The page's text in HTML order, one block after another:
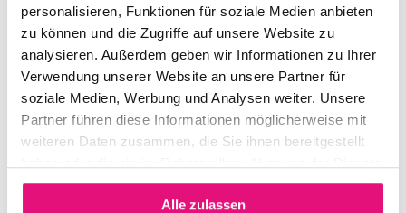
personalisieren, Funktionen für soziale Medien anbieten
zu können und die Zugriffe auf unsere Website zu
analysieren. Außerdem geben wir Informationen zu Ihrer
Verwendung unserer Website an unsere Partner für
soziale Medien, Werbung und Analysen weiter. Unsere
Partner führen diese Informationen möglicherweise mit
weiteren Daten zusammen, die Sie ihnen bereitgestellt
gesammelt haben.
Alle zulassen
Mai 2024
April 2024
März 2024
Dezember 2023
September 2023